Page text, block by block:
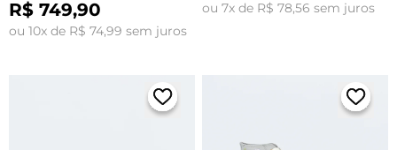
R$ 749,90
ou 10x de R$ 74,99 sem juros
ou 7x de R$ 78,56 sem juros